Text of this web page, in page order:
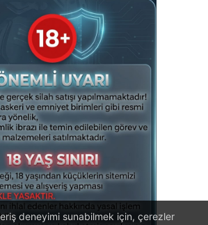
deneyimi sunabilmek için, çerezler